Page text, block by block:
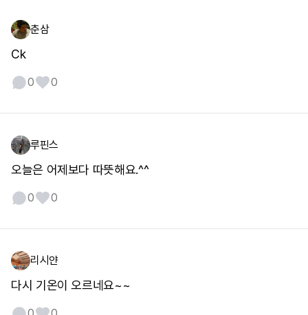
춘삼
Ck
0 0
루핀스
오늘은 어제보다 따뜻해요.^^
0 0
리시얀
다시 기온이 오르네요~~